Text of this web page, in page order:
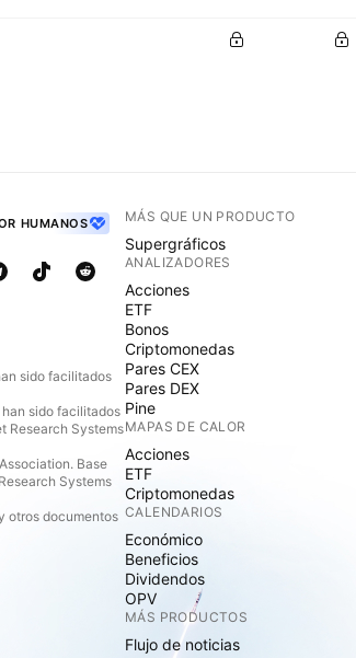
HUMANOS
sido facilitados
sido facilitados
Research Systems
Base
Systems
otros documentos
MÁS QUE UN PRODUCTO
Supergráficos
ANALIZADORES
Acciones
ETF
Bonos
Criptomonedas
Pares CEX
Pares DEX
Pine
MAPAS DE CALOR
Acciones
ETF
Criptomonedas
CALENDARIOS
Económico
Beneficios
Dividendos
OPV
MÁS PRODUCTOS
Flujo de noticias